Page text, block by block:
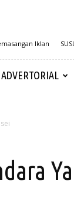
Iklan
ADVERTORIAL